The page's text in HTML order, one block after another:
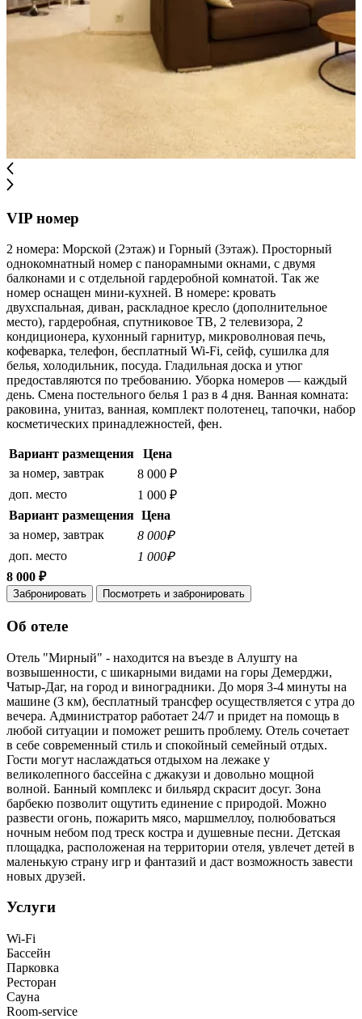
VIP номер
2 номера: Морской (2этаж) и Горный (3этаж). Просторный
однокомнатный номер с панорамными окнами, с двумя
балконами и с отдельной гардеробной комнатой. Так же
номер оснащен мини-кухней. В номере: кровать
двухспальная, диван, раскладное кресло (дополнительное
место), гардеробная, спутниковое ТВ, 2 телевизора, 2
кондиционера, кухонный гарнитур, микроволновая печь,
кофеварка, телефон, бесплатный Wi-Fi, сейф, сушилка для
белья, холодильник, посуда. Гладильная доска и утюг
предоставляются по требованию. Уборка номеров — каждый
день. Смена постельного белья 1 раз в 4 дня. Ванная комната:
раковина, унитаз, ванная, комплект полотенец, тапочки, набор
косметических принадлежностей, фен.
Вариант размещения
Цена
за номер, завтрак
8 000 ₽
доп. место
1 000 ₽
Вариант размещения Цена
за номер, завтрак
8 000₽
доп. место
1 000₽
8 000 ₽
Забронировать Посмотреть и забронировать
Об отеле
Отель "Мирный" - находится на въезде в Алушту на
возвышенности, с шикарными видами на горы Демерджи,
Чатыр-Даг, на город и виноградники. До моря 3-4 минуты на
машине (3 км), бесплатный трансфер осуществляется с утра до
вечера. Администратор работает 24/7 и придет на помощь в
любой ситуации и поможет решить проблему. Отель сочетает
в себе современный стиль и спокойный семейный отдых.
Гости могут наслаждаться отдыхом на лежаке у
великолепного бассейна с джакузи и довольно мощной
волной. Банный комплекс и бильярд скрасит досуг. Зона
барбекю позволит ощутить единение с природой. Можно
развести огонь, пожарить мясо, маршмеллоу, полюбоваться
ночным небом под треск костра и душевные песни. Детская
площадка, расположеная на территории отеля, увлечет детей в
маленькую страну игр и фантазий и даст возможность завести
новых друзей.
Услуги
Wi-Fi
Бассейн
Парковка
Ресторан
Сауна
Room-service